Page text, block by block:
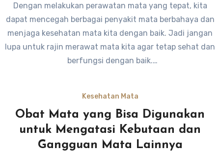
Dengan melakukan perawatan mata yang tepat, kita
dapat mencegah berbagai penyakit mata berbahaya dan
menjaga kesehatan mata kita dengan baik. Jadi jangan
lupa untuk rajin merawat mata kita agar tetap sehat dan
berfungsi dengan baik.
Kesehatan Mata
Obat Mata yang Bisa Digunakan
untuk Mengatasi Kebutaan dan
Gangguan Mata Lainnya